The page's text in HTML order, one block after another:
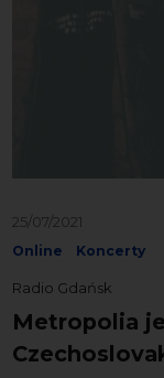
25/07/2021
Online Koncerty
Radio Gdańsk
Metropolia